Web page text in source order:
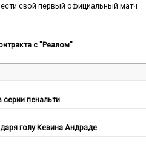
свой первый официальный матч
с "Реалом"
пенальти
голу Кевина Андраде